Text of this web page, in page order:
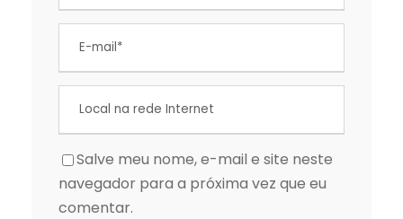
Salve meu nome, e-mail e site neste
navegador para a próxima vez que eu
comentar.